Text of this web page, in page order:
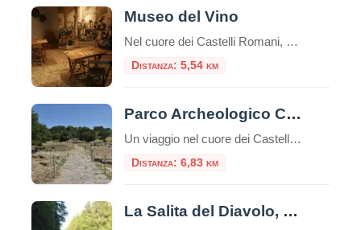
Museo del Vino
Nel cuore dei Castelli Romani, Monte Porzio Catone ospita il Museo del Vino, un luogo che celebra la tradizione vitivinicola del territorio. Inaugurato il 12 aprile 2024, il museo è situato nei locali dell’ex stazione ferroviaria, attiva dal 1916 al 1944, ora trasformata in uno spazio culturale che racconta la storia e l’identità enologica della […]
Distanza: 5,54 km
Parco Archeologico Culturale di Tuscolo
Un viaggio nel cuore dei Castelli Romani, tra storia, natura e panorami Il Parco Archeologico Culturale di Tuscolo si trova nel comune di Monte Porzio Catone, nel cuore dei Castelli Romani, a circa 25 km da Roma. La zona è facilmente raggiungibile in auto o con una combinazione di treno e navetta. Breve storia Tusculum […]
Distanza: 6,83 km
La Salita del Diavolo, la strada antigravitazionale